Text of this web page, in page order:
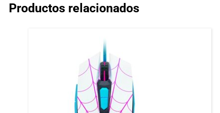
Productos relacionados